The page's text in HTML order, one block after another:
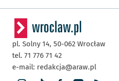
pl. Solny 14, 50-062 Wrocław
tel. 71 776 71 42
e-mail: redakcja@araw.pl